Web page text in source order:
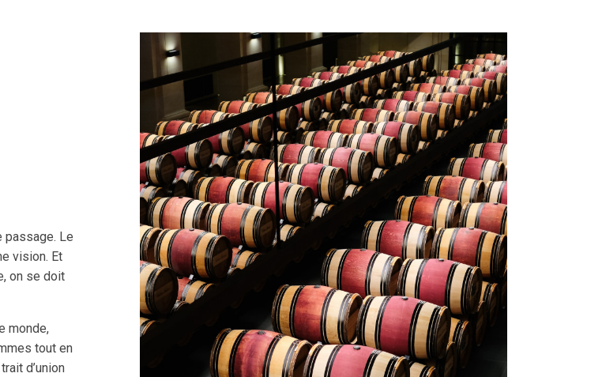
passage. Le
vision. Et
on se doit
monde,
tout en
d’union